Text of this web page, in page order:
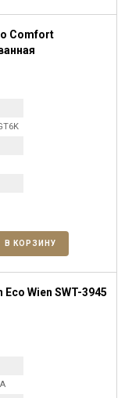
Comfort
В КОРЗИНУ
Wien SWT-3945